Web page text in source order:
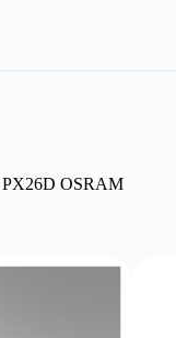
OSRAM